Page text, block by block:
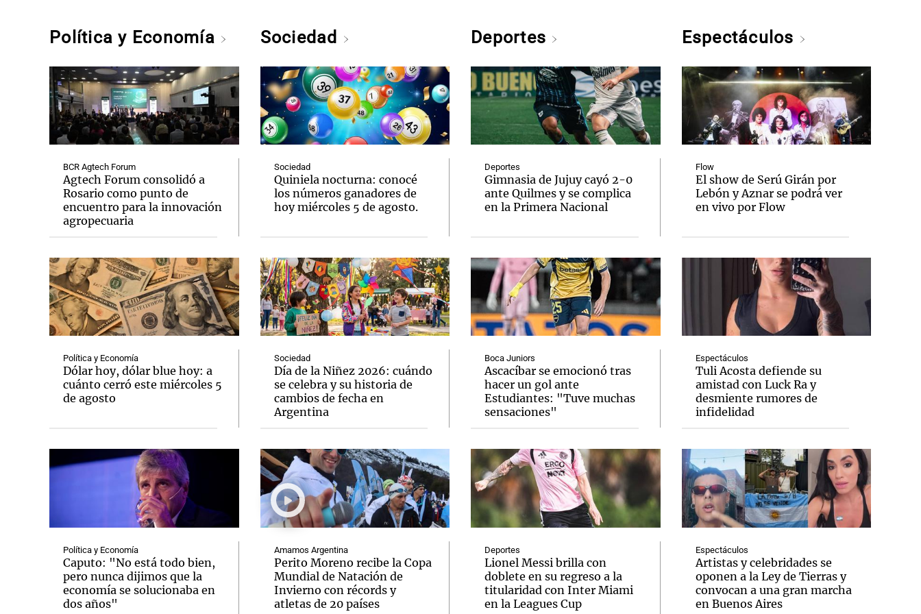
Política y Economía
BCR Agtech Forum
Agtech Forum consolidó a
Rosario como punto de
encuentro para la innovación
agropecuaria
Política y Economía
Dólar hoy, dólar blue hoy: a
cuánto cerró este miércoles 5
de agosto
Política y Economía
Caputo: "No está todo bien,
pero nunca dijimos que la
economía se solucionaba en
dos años"
Sociedad
Sociedad
Quiniela nocturna: conocé
los números ganadores de
hoy miércoles 5 de agosto.
Sociedad
Día de la Niñez 2026: cuándo
se celebra y su historia de
cambios de fecha en
Argentina
Amamos Argentina
Perito Moreno recibe la Copa
Mundial de Natación de
Invierno con récords y
atletas de 20 países
Deportes
Deportes
Gimnasia de Jujuy cayó 2-0
ante Quilmes y se complica
en la Primera Nacional
Boca Juniors
Ascacíbar se emocionó tras
hacer un gol ante
Estudiantes: "Tuve muchas
sensaciones"
Deportes
Lionel Messi brilla con
doblete en su regreso a la
titularidad con Inter Miami
en la Leagues Cup
Espectáculos
Flow
El show de Serú Girán por
Lebón y Aznar se podrá ver
en vivo por Flow
Espectáculos
Tuli Acosta defiende su
amistad con Luck Ra y
desmiente rumores de
infidelidad
Espectáculos
Artistas y celebridades se
oponen a la Ley de Tierras y
convocan a una gran marcha
en Buenos Aires
Notas
El huracán de Arequito
Notas
Cadena 3 en Groenlandia
Notas